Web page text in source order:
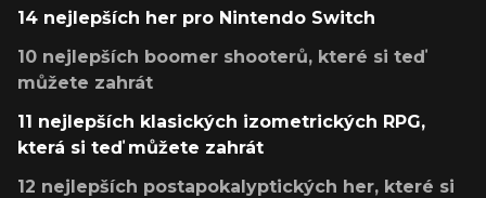
14 nejlepších her pro Nintendo Switch
10 nejlepších boomer shooterů, které si teď
můžete zahrát
11 nejlepších klasických izometrických RPG,
která si teď můžete zahrát
12 nejlepších postapokalyptických her, které si